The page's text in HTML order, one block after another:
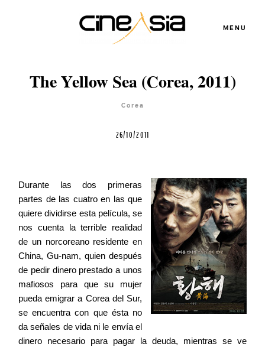
MENU
The Yellow Sea (Corea, 2011)
Corea
26/10/2011
Durante las dos primeras
partes de las cuatro en las que
quiere dividirse esta película, se
nos cuenta la terrible realidad
de un norcoreano residente en
China, Gu-nam, quien después
de pedir dinero prestado a unos
mafiosos para que su mujer
pueda emigrar a Corea del Sur,
se encuentra con que ésta no
da señales de vida ni le envía el
dinero necesario para pagar la deuda, mientras se ve
Servicios
Blog
Agenda
Contacto